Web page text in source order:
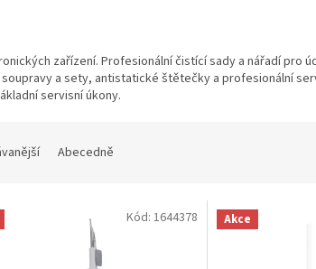
zařízení. Profesionální čistící sady a nářadí pro
a sety, antistatické štětečky a profesionální
servisní úkony.
Abecedně
Kód: 1644378 Akce